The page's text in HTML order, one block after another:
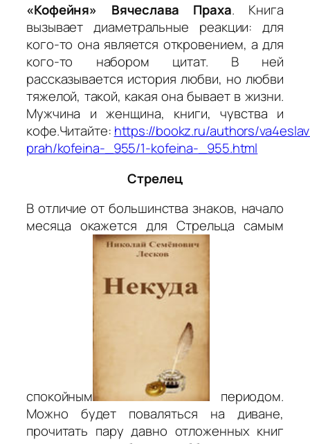
«Кофейня» Вячеслава Праха. Книга
вызывает диаметральные реакции: для
кого-то она является откровением, а для
кого-то набором цитат. В ней
рассказывается история любви, но любви
тяжелой, такой, какая она бывает в жизни.
Мужчина и женщина, книги, чувства и
кофе.Читайте: https://bookz.ru/authors/
prah/kofeina-_955/1-kofeina-_955.html
Стрелец
В отличие от большинства знаков, начало
месяца окажется для Стрельца самым
спокойным
периодом.
Можно будет поваляться на диване,
прочитать пару давно отложенных книг